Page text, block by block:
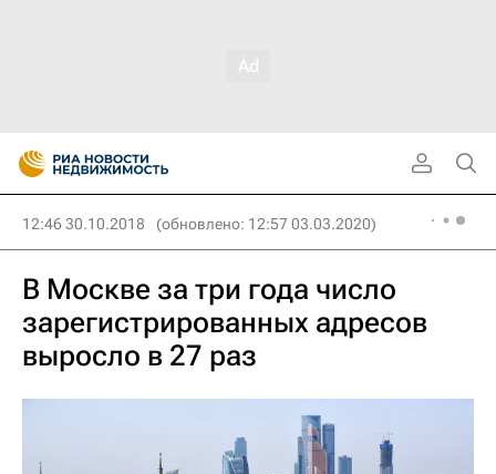
12:46 30.10.2018 (обновлено: 12:57 03.03.2020)
В Москве за три года число
зарегистрированных адресов
выросло в 27 раз